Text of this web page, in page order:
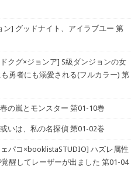
ン] グッドナイト、アイラブユー 第
クグ×ジョンア] S級ダンジョンの女
勇者にも溺愛される(フルカラー) 第
の嵐とモンスター 第01-10巻
いは、私の名探偵 第01-02巻
パコ×booklistaSTUDIO] ハズレ属性
覚醒してレーザーが出ました 第01-04